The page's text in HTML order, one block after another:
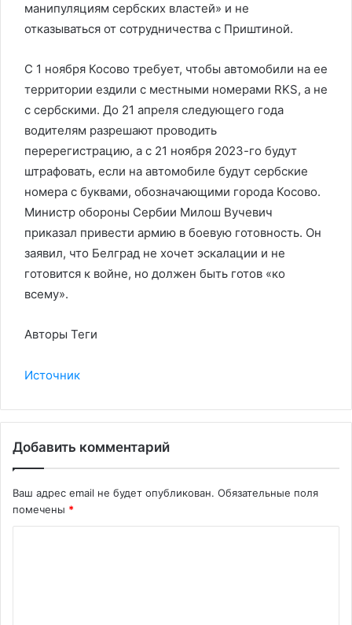
манипуляциям сербских властей» и не
отказываться от сотрудничества с Приштиной.
С 1 ноября Косово требует, чтобы автомобили на ее
территории ездили с местными номерами RKS, а не
с сербскими. До 21 апреля следующего года
водителям разрешают проводить
перерегистрацию, а с 21 ноября 2023-го будут
штрафовать, если на автомобиле будут сербские
номера с буквами, обозначающими города Косово.
Министр обороны Сербии Милош Вучевич
приказал привести армию в боевую готовность. Он
заявил, что Белград не хочет эскалации и не
готовится к войне, но должен быть готов «ко
всему».
Авторы Теги
Источник
Добавить комментарий
Ваш адрес email не будет опубликован. Обязательные поля
помечены *